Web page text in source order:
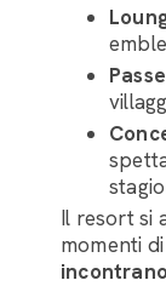
Il resort si
momenti